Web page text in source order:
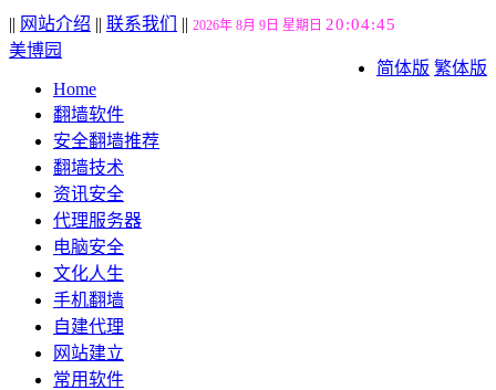
|| 网站介绍 || 联系我们 || 2026年 8月 9日 星期日 20:04:46
简体版 繁体版
美博园
Home
翻墙软件
安全翻墙推荐
翻墙技术
资讯安全
代理服务器
电脑安全
文化人生
手机翻墙
自建代理
网站建立
常用软件